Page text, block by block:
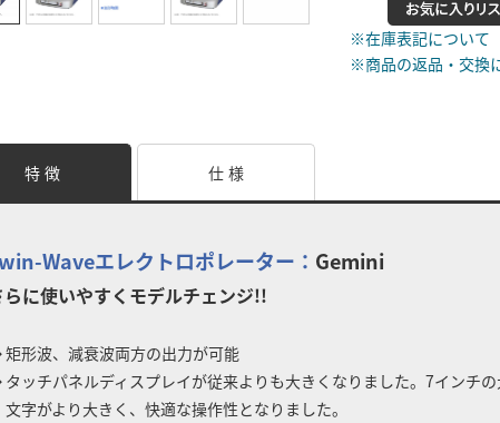
※在庫表記について
※商品の返品・交換
特 徴 仕 様
Waveエレクトロポレーター： Gemini
らに使いやすくモデルチェンジ!!
形波、減衰波両方の出力が可能
ッチパネルディスプレイが従来よりも大きくなりました。7インチ
字がより大きく、快適な操作性となりました。